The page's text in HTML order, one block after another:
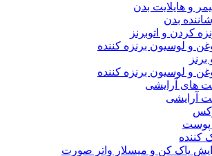
و هایلایت بدن
بدن
کردن و اتوبرنز
و لوسیون برنزه کننده
برنز
و لوسیون برنزه کننده
های آرایشی
آرایشی
پوست
کننده
پاک کن و میسلار واتر صورت